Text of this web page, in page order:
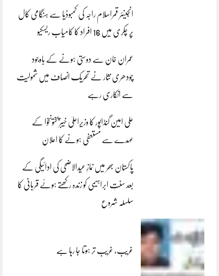
انجینئر قمراسلام راجہ کی کمبوڈیا سے ہنگامی کال
پر چکری میں 16 افراد کا کامیاب ریسکیو
عمران خان سے دوستی ہونے کے باوجود
چودھری نثار نے تحریک انصاف میں شمولیت
سے انکاری رہے
علی امین گنڈاپور کا وزیراعلیٰ خیبرپختونخوا کے
عہدے سے مستعفی ہونے کا اعلان
پاکستان بھر میں نمازِ عیدالاضحی کی ادائیگی کے
بعد سنتِ ابراہیمی کو زندہ رکھتے ہوئے قربانی کا
سلسلہ شروع
غریب، غریب تر ہوتا جا رہا ہے